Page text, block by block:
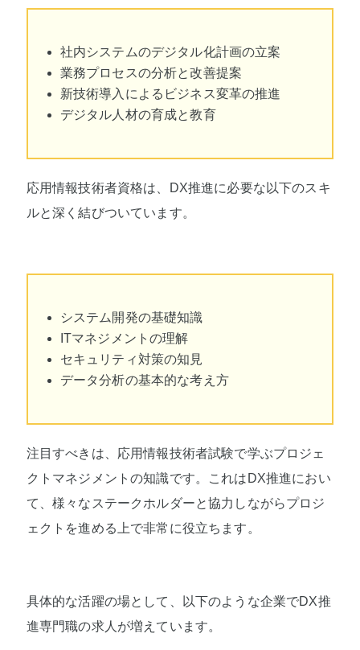
社内システムのデジタル化計画の立案
業務プロセスの分析と改善提案
新技術導入によるビジネス変革の推進
デジタル人材の育成と教育
応用情報技術者資格は、DX推進に必要な以下のスキ
ルと深く結びついています。
システム開発の基礎知識
ITマネジメントの理解
セキュリティ対策の知見
データ分析の基本的な考え方
注目すべきは、応用情報技術者試験で学ぶプロジェ
クトマネジメントの知識です。これはDX推進におい
て、様々なステークホルダーと協力しながらプロジ
ェクトを進める上で非常に役立ちます。
具体的な活躍の場として、以下のような企業でDX推
進専門職の求人が増えています。